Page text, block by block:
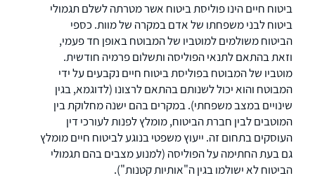
ביטוח חיים הינו פוליסת ביטוח אשר מטרתה לשלם תגמולי
ביטוח לבני משפחתו של אדם במקרה של מוות. כספי
הביטוח משולמים למוטביו של המבוטח באופן חד פעמי,
וזאת בהתאם לתנאי הפוליסה ותשלום פרמיה חודשית.
מוטביו של המבוטח בפוליסת ביטוח חיים נקבעים על ידי
המבוטח והוא יכול לשנותם בהתאם לרצונו (לדוגמא, בגין
שינויים במצב משפחתי). במקרים בהם ישנה מחלוקת בין
המוטבים לבין חברת הביטוח, מומלץ לפנות לעורכי דין
העוסקים בתחום זה. ייעוץ משפטי בנוגע לביטוח חיים מומלץ
גם בעת החתימה על הפוליסה (למנוע מצבים בהם תגמולי
הביטוח לא ישולמו בגין ה"אותיות קטנות").